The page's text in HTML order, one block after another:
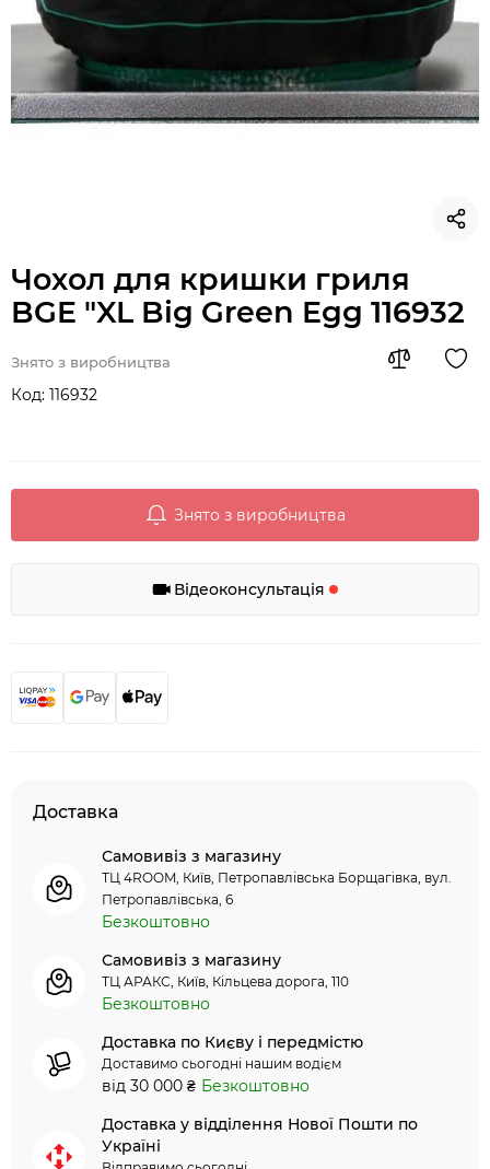
Чохол для кришки гриля
BGE "XL Big Green Egg 116932
Знято з виробництва
Код: 116932
Знято з виробництва
Відеоконсультація
Доставка
Самовивіз з магазину
ТЦ 4ROOM, Київ, Петропавлівська Борщагівка, вул.
Петропавлівська, 6
Безкоштовно
Самовивіз з магазину
ТЦ АРАКС, Київ, Кільцева дорога, 110
Безкоштовно
Доставка по Києву і передмістю
Доставимо сьогодні нашим водієм
від 30 000 ₴ Безкоштовно
Доставка у відділення Нової Пошти по
Україні